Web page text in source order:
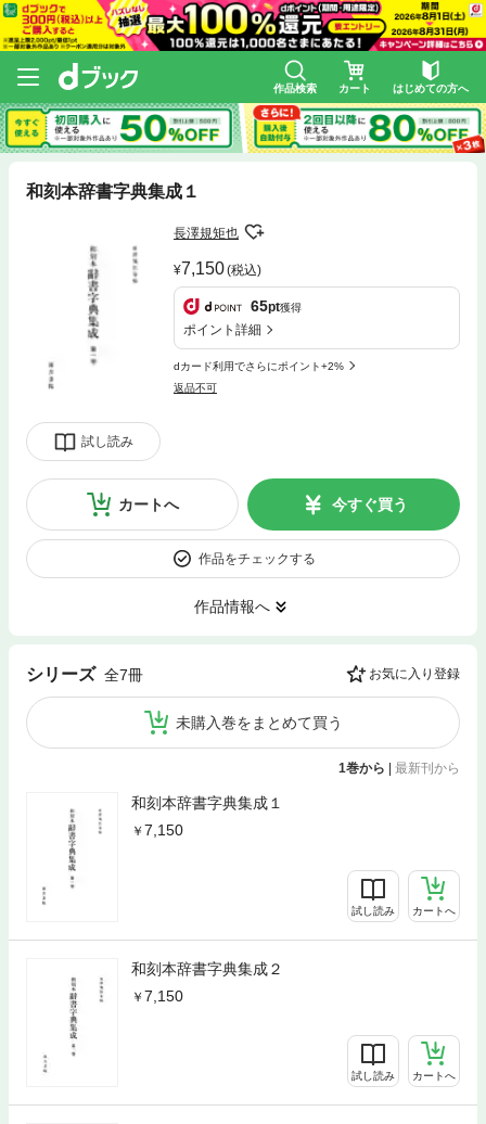
作品検索 カート はじめての方へ
和刻本辞書字典集成１
試し読み
長澤規矩也
7,150(税込)
65pt獲得
ポイント詳細
dカード利用でさらにポイント+2%
返品不可
カートへ 今すぐ買う
作品をチェックする
作品情報へ
シリーズ 全7冊 お気に入り登録
未購入巻をまとめて買う
1巻から 最新刊から
和刻本辞書字典集成１
7,150
試し読み カートへ
和刻本辞書字典集成２
7,150
試し読み カートへ